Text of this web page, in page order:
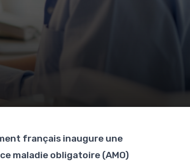
français inaugure une
maladie obligatoire (AMO)